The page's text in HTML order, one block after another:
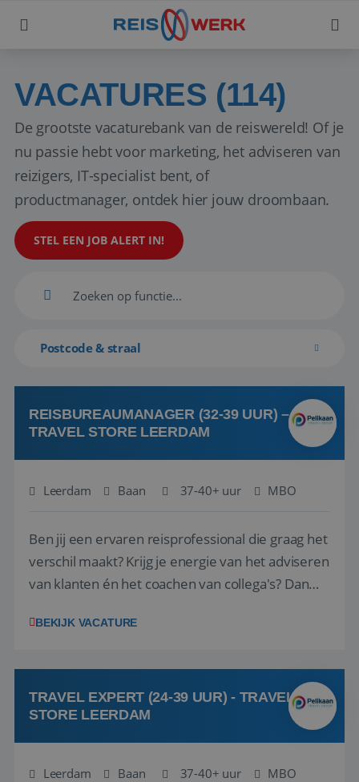
VACATURES (114)
De grootste vacaturebank van de reiswereld! Of je
nu passie hebt voor marketing, het adviseren van
reizigers, IT-specialist bent, of
productmanager, ontdek hier jouw droombaan.
STEL EEN JOB ALERT IN!
Postcode & straal
REISBUREAUMANAGER (32-39 UUR) –
TRAVEL STORE LEERDAM
Leerdam Baan 37-40+ uur MBO
Ben jij een ervaren reisprofessional die graag het
verschil maakt? Krijg je energie van het adviseren
van klanten én het coachen van collega's? Dan
(onderdeel van Pelikaan Travel Group) zoeken
team het reisbureau verder...
BEKIJK VACATURE
TRAVEL EXPERT (24-39 UUR) - TRAVEL
STORE LEERDAM
Leerdam Baan 37-40+ uur MBO